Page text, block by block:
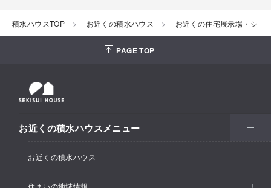
積水ハウスTOP お近くの積水ハウス お近くの住宅展示場・ショ
PAGE TOP
お近くの積水ハウスメニュー
お近くの積水ハウス
住まいの地域情報